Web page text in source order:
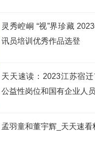
灵秀崆峒 “视”界珍藏
讯员培训优秀作品选登
天天速读：2023江苏宿
公益性岗位和国有企业人
孟羽童和董宇辉_天天速看